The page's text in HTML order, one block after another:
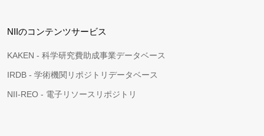
NIIのコンテンツサービス
KAKEN - 科学研究費助成事業データベース
IRDB - 学術機関リポジトリデータベース
NII-REO - 電子リソースリポジトリ